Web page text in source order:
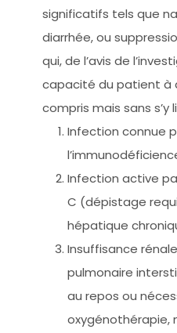
significatifs tels que
diarrhée, ou
qui, de l’avis de
capacité du patient à
compris mais sans s’y
Infection connue
Infection active
C (dépistage
hépatique
Insuffisance
pulmonaire
au repos ou
oxygénothérapie,